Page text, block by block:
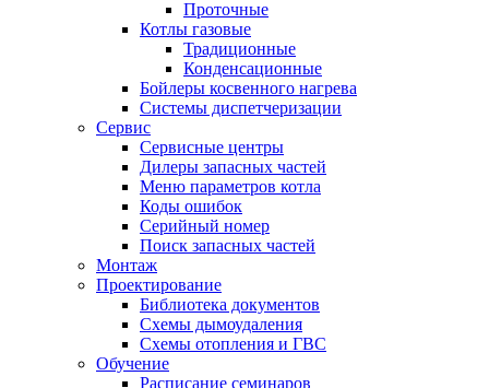
Проточные
Котлы газовые
Традиционные
Конденсационные
Бойлеры косвенного нагрева
Системы диспетчеризации
Сервис
Сервисные центры
Дилеры запасных частей
Меню параметров котла
Коды ошибок
Серийный номер
Поиск запасных частей
Монтаж
Проектирование
Библиотека документов
Схемы дымоудаления
Схемы отопления и ГВС
Обучение
Расписание семинаров